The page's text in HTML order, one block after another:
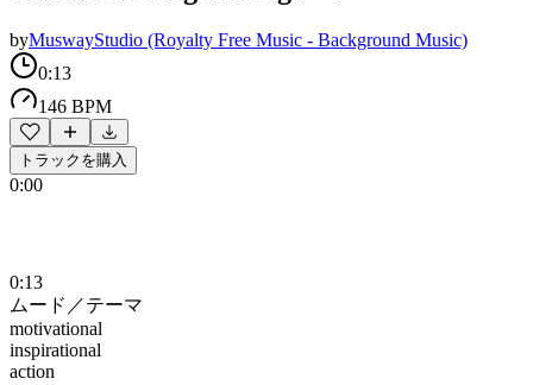
byMuswayStudio (Royalty Free Music - Background Music)
0:13
146 BPM
トラックを購入
0:00
0:13
ムード／テーマ
motivational
inspirational
action